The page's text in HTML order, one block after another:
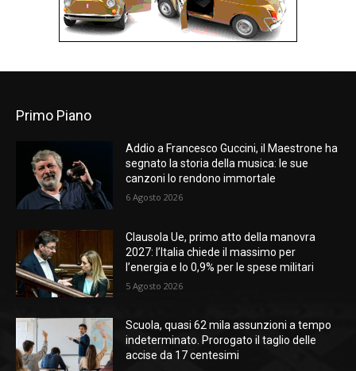
Primo Piano
Addio a Francesco Guccini, il Maestrone ha
segnato la storia della musica: le sue
canzoni lo rendono immortale
6 Agosto 2026
Clausola Ue, primo atto della manovra
2027: l’Italia chiede il massimo per
l’energia e lo 0,9% per le spese militari
5 Agosto 2026
Scuola, quasi 62 mila assunzioni a tempo
indeterminato. Prorogato il taglio delle
accise da 17 centesimi